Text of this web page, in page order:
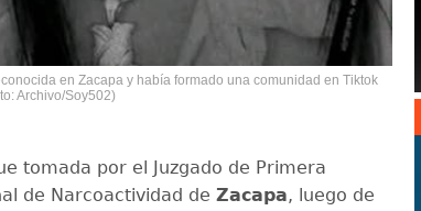
en Zacapa y había formado una comunidad en Tiktok
Archivo/Soy502)
tomada por el Juzgado de Primera
de Narcoactividad de Zacapa, luego de